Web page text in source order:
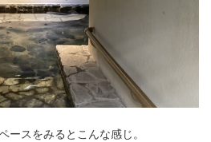
スをみるとこんな感じ。